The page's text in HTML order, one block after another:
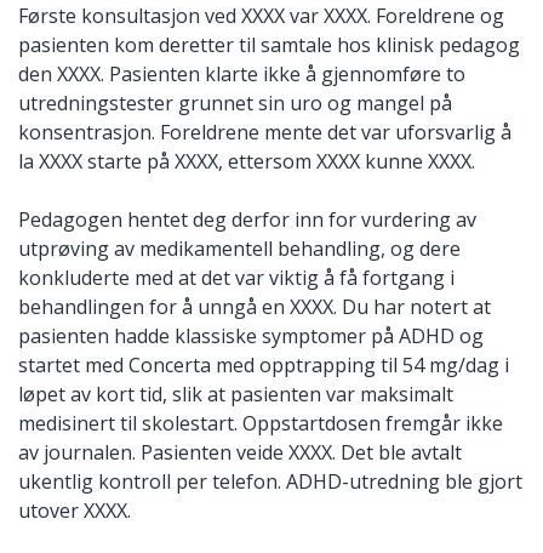
Første konsultasjon ved XXXX var XXXX. Foreldrene og
pasienten kom deretter til samtale hos klinisk pedagog
den XXXX. Pasienten klarte ikke å gjennomføre to
utredningstester grunnet sin uro og mangel på
konsentrasjon. Foreldrene mente det var uforsvarlig å
la XXXX starte på XXXX, ettersom XXXX kunne XXXX.
Pedagogen hentet deg derfor inn for vurdering av
utprøving av medikamentell behandling, og dere
konkluderte med at det var viktig å få fortgang i
behandlingen for å unngå en XXXX. Du har notert at
pasienten hadde klassiske symptomer på ADHD og
startet med Concerta med opptrapping til 54 mg/dag i
løpet av kort tid, slik at pasienten var maksimalt
medisinert til skolestart. Oppstartdosen fremgår ikke
av journalen. Pasienten veide XXXX. Det ble avtalt
ukentlig kontroll per telefon. ADHD-utredning ble gjort
utover XXXX.